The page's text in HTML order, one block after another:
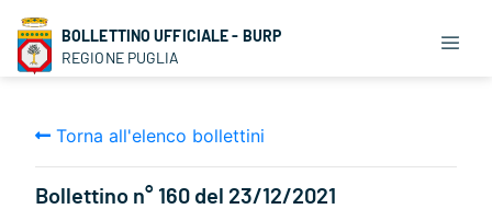
BOLLETTINO UFFICIALE - BURP
REGIONE PUGLIA
Torna all'elenco bollettini
Bollettino n° 160 del 23/12/2021